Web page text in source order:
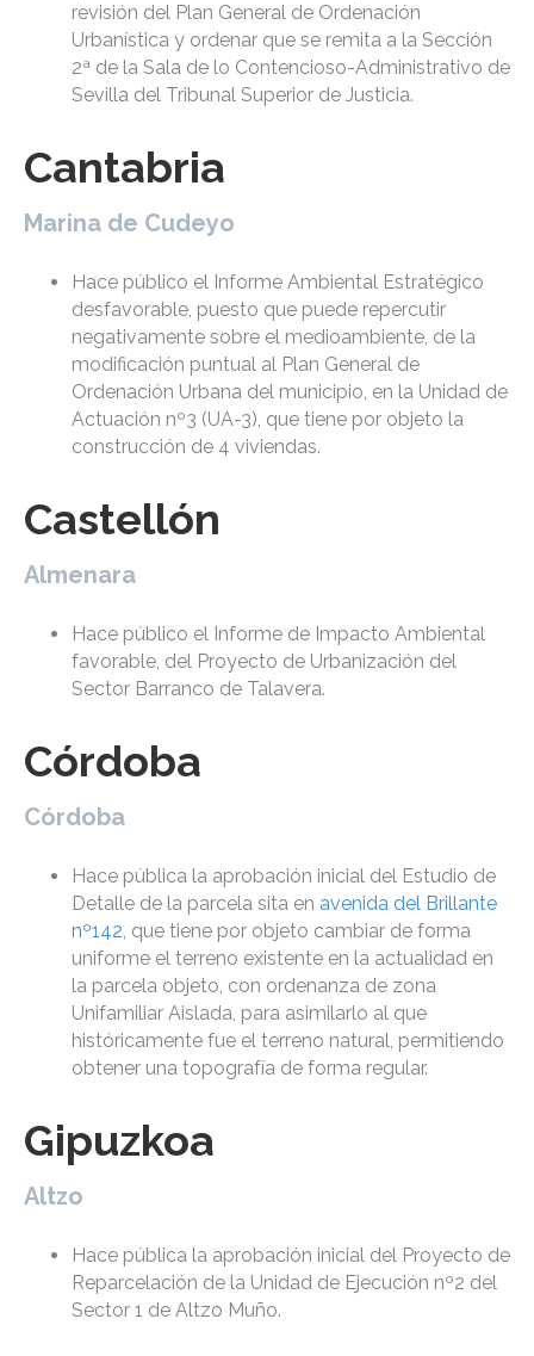
revisión del Plan General de Ordenación
Urbanística y ordenar que se remita a la Sección
2ª de la Sala de lo Contencioso-Administrativo de
Sevilla del Tribunal Superior de Justicia.
Cantabria
Marina de Cudeyo
Hace público el Informe Ambiental Estratégico
desfavorable, puesto que puede repercutir
negativamente sobre el medioambiente, de la
modificación puntual al Plan General de
Ordenación Urbana del municipio, en la Unidad de
Actuación nº3 (UA-3), que tiene por objeto la
construcción de 4 viviendas.
Castellón
Almenara
Hace público el Informe de Impacto Ambiental
favorable, del Proyecto de Urbanización del
Sector Barranco de Talavera.
Córdoba
Córdoba
Hace pública la aprobación inicial del Estudio de
Detalle de la parcela sita en avenida del Brillante
nº142, que tiene por objeto cambiar de forma
uniforme el terreno existente en la actualidad en
la parcela objeto, con ordenanza de zona
Unifamiliar Aislada, para asimilarlo al que
históricamente fue el terreno natural, permitiendo
obtener una topografía de forma regular.
Gipuzkoa
Altzo
Hace pública la aprobación inicial del Proyecto de
Reparcelación de la Unidad de Ejecución nº2 del
Sector 1 de Altzo Muño.